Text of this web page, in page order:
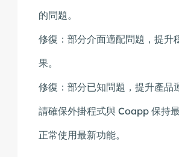
的問題。
修復：部分介面適配問題，提升
果。
修復：部分已知問題，提升產品
請確保外掛程式與 Coapp 保持
正常使用最新功能。